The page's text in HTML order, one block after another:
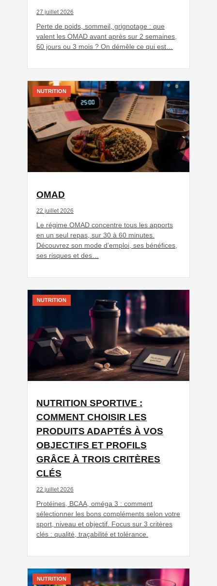
27 juillet 2026
Perte de poids, sommeil, grignotage : que
valent les OMAD avant après sur 2 semaines,
60 jours ou 3 mois ? On démêle ce qui est…
NUTRITION
OMAD
22 juillet 2026
Le régime OMAD concentre tous les apports
en un seul repas, sur 30 à 60 minutes.
Découvrez son mode d’emploi, ses bénéfices,
ses risques et des…
NUTRITION
NUTRITION SPORTIVE :
COMMENT CHOISIR LES
PRODUITS ADAPTÉS À VOS
OBJECTIFS ET PROFILS
GRÂCE À TROIS CRITÈRES
CLÉS
22 juillet 2026
Protéines, BCAA, oméga 3 : comment
sélectionner les bons compléments selon votre
sport, niveau et objectif. Focus sur 3 critères
clés : qualité, traçabilité et tolérance.
NUTRITION